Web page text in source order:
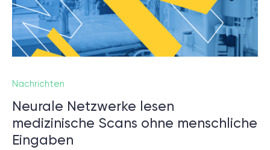
Nachrichten
Neurale Netzwerke lesen
medizinische Scans ohne menschliche
Eingaben